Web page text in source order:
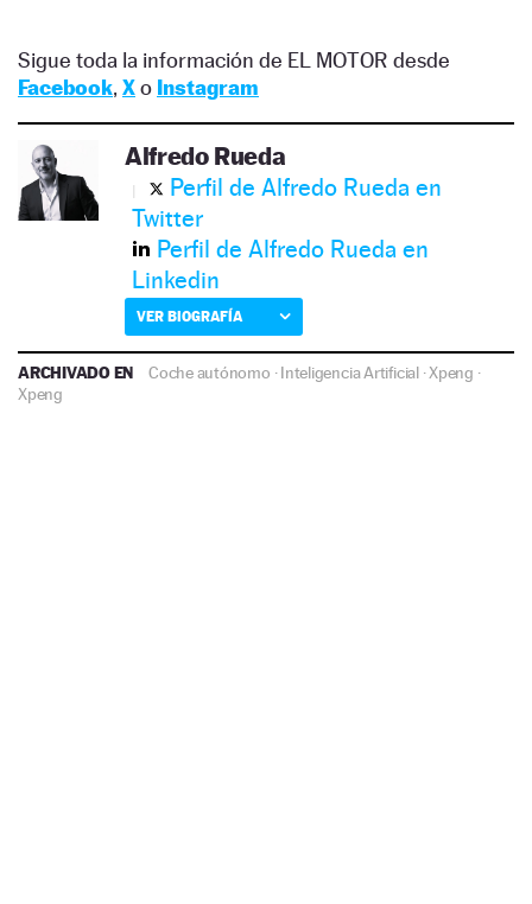
Sigue toda la información de EL MOTOR desde
Facebook, Xo Instagram
Alfredo Rueda
Perfil de Alfredo Rueda en
Twitter
Perfil de Alfredo Rueda en
Linkedin
VER BIOGRAFÍA
ARCHIVADO EN Coche autónomo ·Inteligencia Artificial·Xpeng ·
Xpeng